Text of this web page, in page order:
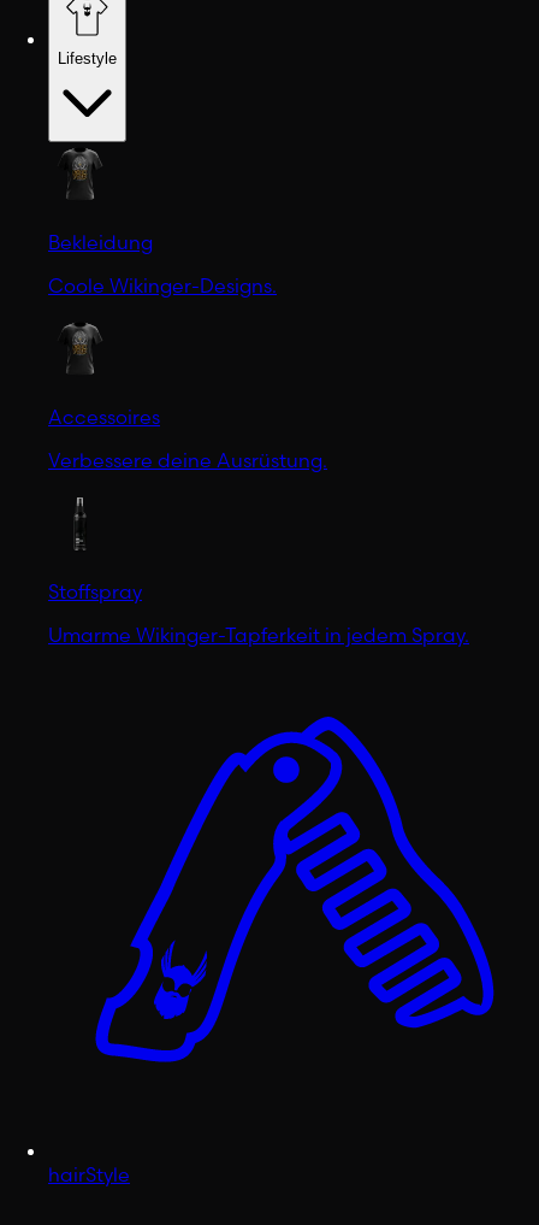
Lifestyle
Bekleidung
Coole Wikinger-Designs.
Accessoires
Verbessere deine Ausrüstung.
Stoffspray
Umarme Wikinger-Tapferkeit in jedem Spray.
hairStyle